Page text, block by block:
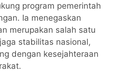
program pemerintah
Ia menegaskan
merupakan salah satu
stabilitas nasional,
dengan kesejahteraan